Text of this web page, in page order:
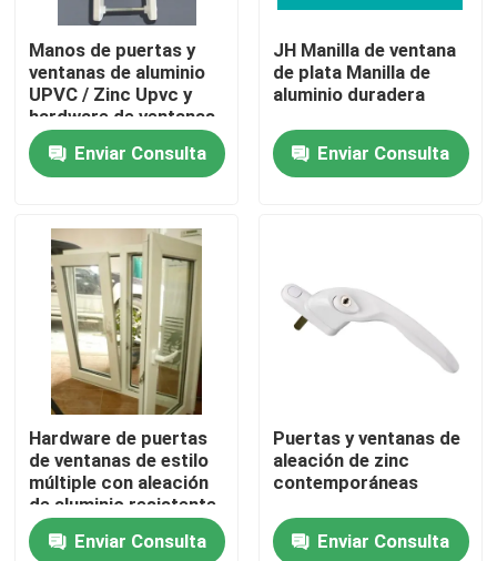
Productos
vídeos
Sobre nosotros
Viaje de la fábrica
Control de calidad
Éntrenos en contacto con
Pida una cita
Manos de puertas y
ventanas de aluminio
UPVC / Zinc Upvc y
hardware de ventanas
de aluminio
Enviar Consulta
JH Manilla de ventana
de plata Manilla de
aluminio duradera
Enviar Consulta
Hardware de puertas
de ventanas de estilo
múltiple con aleación
de aluminio resistente
a la intemperie
Enviar Consulta
Puertas y ventanas de
aleación de zinc
contemporáneas
Enviar Consulta